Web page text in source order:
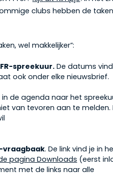
clubs hebben de
wel makkelijker”:
spreekuur. De datums
ook onder elke nieuwsbrief.
in de agenda naar het
van tevoren aan te melden.
vraagbaak. De link vind je in
pagina Downloads (eerst
met de links naar alle